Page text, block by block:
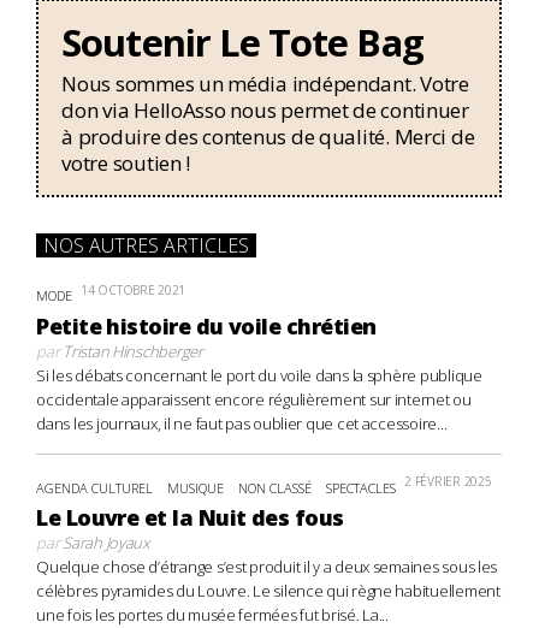
Soutenir Le Tote Bag
Nous sommes un média indépendant. Votre
don via HelloAsso nous permet de continuer
à produire des contenus de qualité. Merci de
votre soutien !
NOS AUTRES ARTICLES
MODE 14 OCTOBRE 2021
Petite histoire du voile chrétien
parTristan Hinschberger
Si les débats concernant le port du voile dans la sphère publique
occidentale apparaissent encore régulièrement sur internet ou
dans les journaux, il ne faut pas oublier que cet accessoire...
AGENDA CULTUREL MUSIQUE NON CLASSÉ SPECTACLES 2 FÉVRIER 2025
Le Louvre et la Nuit des fous
parSarah Joyaux
Quelque chose d’étrange s’est produit il y a deux semaines sous les
célèbres pyramides du Louvre. Le silence qui règne habituellement
une fois les portes du musée fermées fut brisé. La...